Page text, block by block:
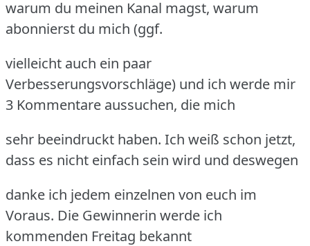
warum du meinen Kanal magst, warum
abonnierst du mich (ggf.
vielleicht auch ein paar
Verbesserungsvorschläge) und ich werde mir
3 Kommentare aussuchen, die mich
sehr beeindruckt haben. Ich weiß schon jetzt,
dass es nicht einfach sein wird und deswegen
danke ich jedem einzelnen von euch im
Voraus. Die Gewinnerin werde ich
kommenden Freitag bekannt